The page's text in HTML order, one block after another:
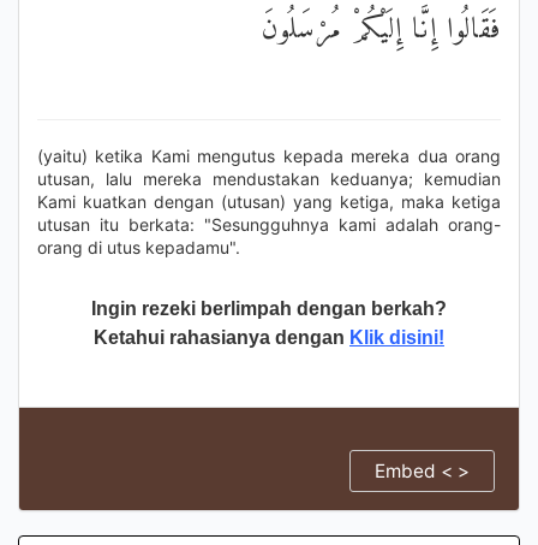
فَقَالُوا إِنَّا إِلَيْكُمْ مُرْسَلُونَ
(yaitu) ketika Kami mengutus kepada mereka dua orang
utusan, lalu mereka mendustakan keduanya; kemudian
Kami kuatkan dengan (utusan) yang ketiga, maka ketiga
utusan itu berkata: "Sesungguhnya kami adalah orang-
orang di utus kepadamu".
Ingin rezeki berlimpah dengan berkah?
Ketahui rahasianya dengan Klik disini!
Embed < >